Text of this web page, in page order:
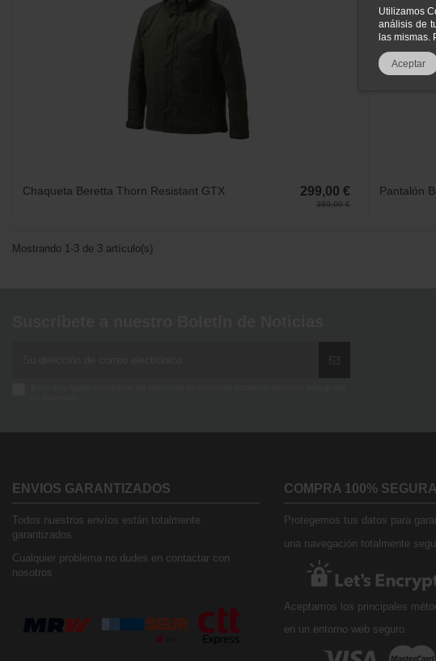
Utilizamos
análisis de
las mismas.
Aceptar
Chaqueta Beretta Thorn Resistant GTX 299,00 €
389,00 €
Pantalón
Mostrando 1-3 de 3 artículo(s)
ENVIOS GARANTIZADOS
Todos nuestros envíos están totalmente
garantizados
Cualquier problema no dudes en contactar con
nosotros
COMPRA 100% SEGURA
Protegemos tus datos para
una navegación totalmente
Aceptamos los principales
en un entorno web seguro.